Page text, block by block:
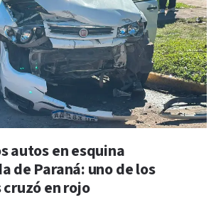
autos en esquina
de Paraná: uno de los
en rojo